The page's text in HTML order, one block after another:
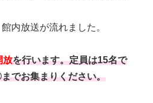
内放送が流れました。
放を行います。定員は15名で
でお集まりください。